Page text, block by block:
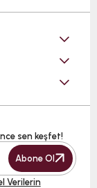
sen keşfet!
Abone Ol
Verilerin